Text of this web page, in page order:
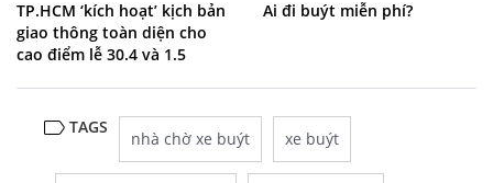
TP.HCM ‘kích hoạt’ kịch bản
giao thông toàn diện cho
cao điểm lễ 30.4 và 1.5
Ai đi buýt miễn phí?
TAGS
nhà chờ xe buýt xe buýt